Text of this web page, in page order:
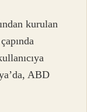
kurulan
ABD